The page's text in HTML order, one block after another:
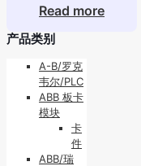
Read more
产品类别
A-B/罗克
韦尔/PLC
ABB 板卡
模块
卡
件
ABB/瑞